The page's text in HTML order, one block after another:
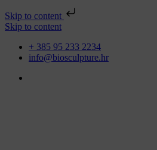
Skip to content
Skip to content
+ 385 95 233 2234
info@biosculpture.hr